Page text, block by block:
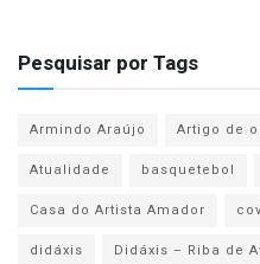
Pesquisar por Tags
Armindo Araújo Artigo de
Atualidade
basquetebol
Casa do Artista Amador
didáxis
Didáxis – Riba de